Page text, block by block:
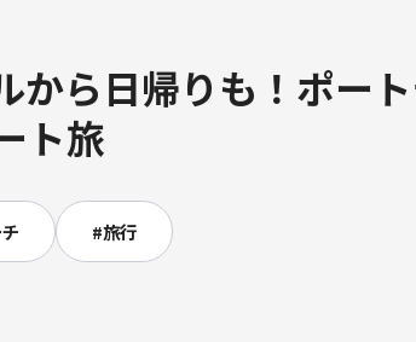
から日帰りも！ポー
ト旅
#旅行